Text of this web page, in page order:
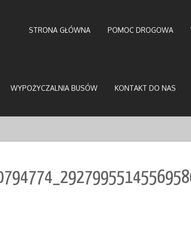
STRONA GŁÓWNA POMOC DROGOWA
WYPOŻYCZALNIA BUSÓW KONTAKT DO NAS